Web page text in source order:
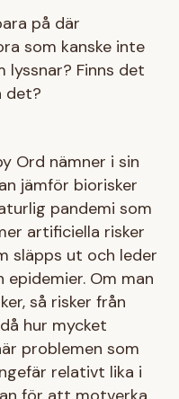
på där
som kanske inte
lyssnar? Finns det
det?
Ord nämner i sin
jämför biorisker
pandemi som
artificiella risker
släpps ut och leder
Om man
så risker från
hur mycket
problemen som
relativt lika i